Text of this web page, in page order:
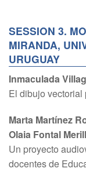
SESSION 3.
MIRANDA,
URUGUAY
Inmaculada
El dibujo
Marta Martínez
Olaia Fontal
Un proyecto
docentes de